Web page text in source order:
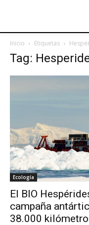
Inicio Etiquetas
Tag:
Ecología
El BIO
campaña
38.000